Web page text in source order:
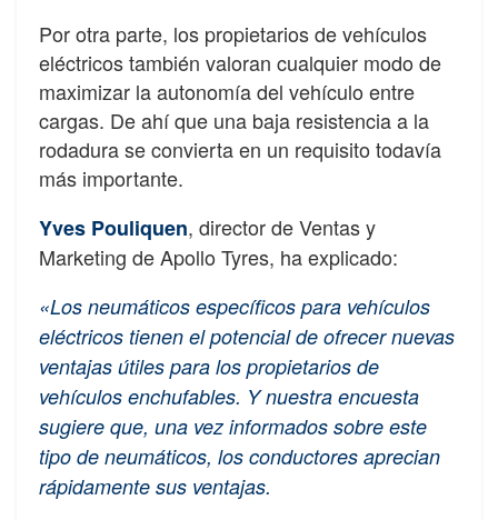
Por otra parte, los propietarios de vehículos
eléctricos también valoran cualquier modo de
maximizar la autonomía del vehículo entre
cargas. De ahí que una baja resistencia a la
rodadura se convierta en un requisito todavía
más importante.
Yves Pouliquen, director de Ventas y
Marketing de Apollo Tyres, ha explicado:
«Los neumáticos específicos para vehículos
eléctricos tienen el potencial de ofrecer nuevas
ventajas útiles para los propietarios de
vehículos enchufables. Y nuestra encuesta
sugiere que, una vez informados sobre este
tipo de neumáticos, los conductores aprecian
rápidamente sus ventajas.